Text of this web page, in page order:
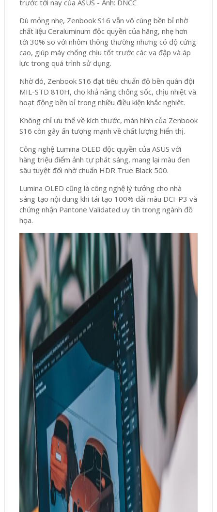
trước tới nay của ASUS - Ảnh: DNCC
Dù mỏng nhẹ, Zenbook S16 vẫn vô cùng bền bỉ nhờ
chất liệu Ceraluminum độc quyền của hãng, nhẹ hơn
tới 30% so với nhôm thông thường nhưng có độ cứng
cao, giúp máy chống chịu tốt trước các va đập và áp
lực trong quá trình sử dụng.
Nhờ đó, Zenbook S16 đạt tiêu chuẩn độ bền quân đội
MIL-STD 810H, cho khả năng chống sốc, chịu nhiệt và
hoạt động bền bỉ trong nhiều điều kiện khắc nghiệt.
Không chỉ ưu thế về kích thước, màn hình của Zenbook
S16 còn gây ấn tượng mạnh về chất lượng hiển thị.
Công nghệ Lumina OLED độc quyền của ASUS với
hàng triệu điểm ảnh tự phát sáng, mang lại màu đen
sâu tuyệt đối nhờ chuẩn HDR True Black 500.
Lumina OLED cũng là công nghệ lý tưởng cho nhà
sáng tạo nội dung khi tái tạo 100% dải màu DCI-P3 và
chứng nhận Pantone Validated uy tín trong ngành đồ
họa.